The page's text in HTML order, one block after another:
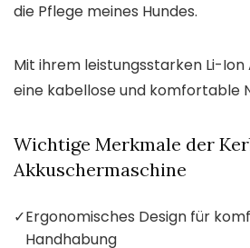
die Pflege meines Hundes.
Mit ihrem leistungsstarken Li-
eine kabellose und komfortable
Wichtige Merkmale der
Akkuschermaschine
✓Ergonomisches Design für
Handhabung